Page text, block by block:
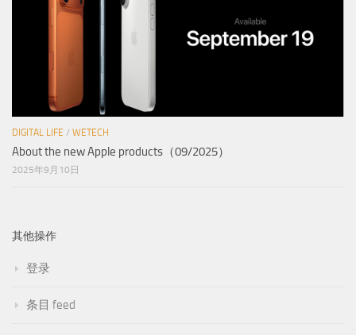
DIGITAL LIFE / WETECH
About the new Apple products（09/2025）
2025年9月10日
其他操作
登录
条目 feed